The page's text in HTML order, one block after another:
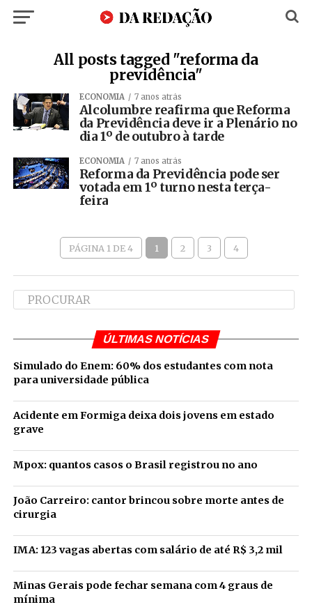
All posts tagged "reforma da
previdência"
ECONOMIA 7 anos atrás
Alcolumbre reafirma que Reforma
da Previdência deve ir a Plenário no
dia 1º de outubro à tarde
ECONOMIA 7 anos atrás
Reforma da Previdência pode ser
votada em 1º turno nesta terça-
feira
PÁGINA 1 DE 4 1 2 3 4
ÚLTIMAS NOTÍCIAS
Simulado do Enem: 60% dos estudantes com nota
para universidade pública
Acidente em Formiga deixa dois jovens em estado
grave
Mpox: quantos casos o Brasil registrou no ano
João Carreiro: cantor brincou sobre morte antes de
cirurgia
IMA: 123 vagas abertas com salário de até R$ 3,2 mil
Minas Gerais pode fechar semana com 4 graus de
mínima